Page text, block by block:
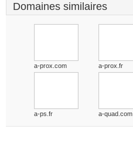
Domaines similaires
a-prox.com a-prox.fr
a-ps.fr a-quad.com